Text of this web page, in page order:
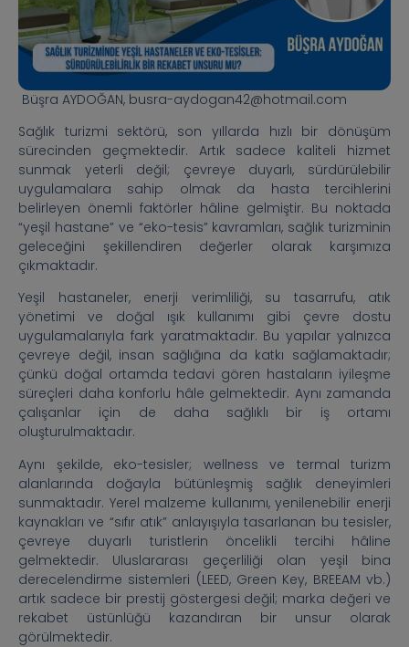
Büşra AYDOĞAN, busra-aydogan42@hotmail.com
Sağlık turizmi sektörü, son yıllarda hızlı bir dönüşüm
sürecinden geçmektedir. Artık sadece kaliteli hizmet
sunmak yeterli değil; çevreye duyarlı, sürdürülebilir
uygulamalara sahip olmak da hasta tercihlerini
belirleyen önemli faktörler hâline gelmiştir. Bu noktada
“yeşil hastane” ve “eko-tesis” kavramları, sağlık turizminin
geleceğini şekillendiren değerler olarak karşımıza
çıkmaktadır.
Yeşil hastaneler, enerji verimliliği, su tasarrufu, atık
yönetimi ve doğal ışık kullanımı gibi çevre dostu
uygulamalarıyla fark yaratmaktadır. Bu yapılar yalnızca
çevreye değil, insan sağlığına da katkı sağlamaktadır;
çünkü doğal ortamda tedavi gören hastaların iyileşme
süreçleri daha konforlu hâle gelmektedir. Aynı zamanda
çalışanlar için de daha sağlıklı bir iş ortamı
oluşturulmaktadır.
Aynı şekilde, eko-tesisler; wellness ve termal turizm
alanlarında doğayla bütünleşmiş sağlık deneyimleri
sunmaktadır. Yerel malzeme kullanımı, yenilenebilir enerji
kaynakları ve “sıfır atık” anlayışıyla tasarlanan bu tesisler,
çevreye duyarlı turistlerin öncelikli tercihi hâline
gelmektedir. Uluslararası geçerliliği olan yeşil bina
derecelendirme sistemleri (LEED, Green Key, BREEAM vb.)
artık sadece bir prestij göstergesi değil; marka değeri ve
rekabet üstünlüğü kazandıran bir unsur olarak
görülmektedir.